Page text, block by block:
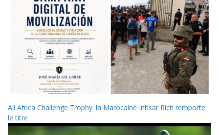
All Africa Challenge Trophy: la Marocaine Intisar Rich remporte
le titre